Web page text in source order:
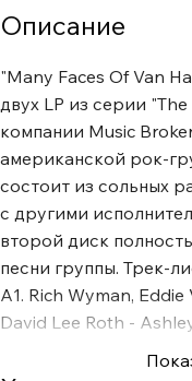
Описание
"Many Faces Of Van
двух LP из серии
компании Music
американской рок-
состоит из сольных
с другими
второй диск
песни группы. Трек-
A1. Rich Wyman,
David Lee Roth -
Tim Bogert, Frankie
Dream - See The Light